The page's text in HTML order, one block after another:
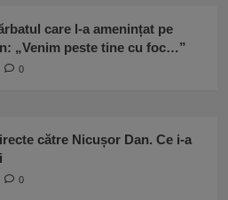
care l-a amenințat pe
„Venim peste tine cu foc…”
0
către Nicușor Dan. Ce i-a
0